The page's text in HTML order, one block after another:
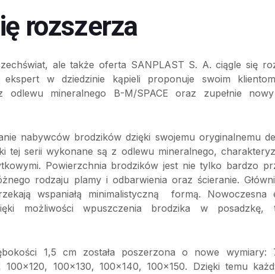
rozszerza
ale także oferta SANPLAST S. A. ciągle się
w dziedzinie kąpieli proponuje swoim
mineralnego B-M/SPACE oraz zupełnie nowy
nabywców brodzików dzięki swojemu oryginalnemu
tej serii wykonane są z odlewu mineralnego,
Powierzchnia brodzików jest nie tylko bardzo
rodzaju plamy i odbarwienia oraz ścieranie.
wspaniałą minimalistyczną formą. Nowoczesna
możliwości wpuszczenia brodzika w posadzkę,
1,5 cm została poszerzona o nowe wymiary:
100×120, 100×130, 100×140, 100×150. Dzięki temu